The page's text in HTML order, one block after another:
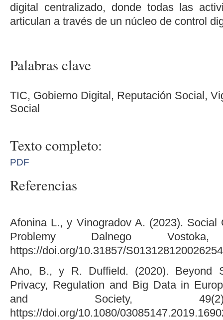
digital centralizado, donde todas las
articulan a través de un núcleo de control
Palabras clave
TIC, Gobierno Digital, Reputación Social,
Social
Texto completo:
PDF
Referencias
Afonina L., y Vinogradov A. (2023). Social
Problemy Dalnego
https://doi.org/10.31857/
Aho, B., y R. Duffield. (2020). Beyond
Privacy, Regulation and Big Data in
and Society,
https://doi.org/10.1080/